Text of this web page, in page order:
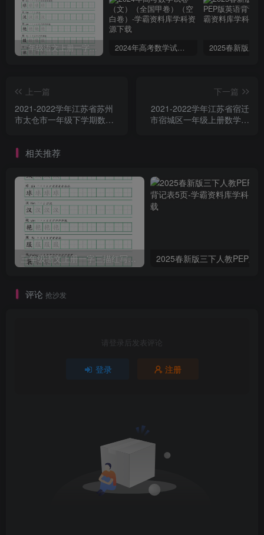
三年级语文上册一字三描红写字表字帖 2024年高考数学试卷（文）（全国甲卷）（空白卷）
上一篇
2021-2022学年江苏省苏州
市太仓市一年级下学期数学
下一篇
2021-2022学年江苏省宿迁
市宿城区一年级上册数学期
相关推荐
三年级语文上册一字三描红写字表字帖
评论 抢沙发
请登录后发表评论
登录 注册